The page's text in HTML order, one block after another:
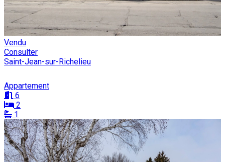
Vendu
Consulter
Saint-Jean-sur-Richelieu
Appartement
6
2
1